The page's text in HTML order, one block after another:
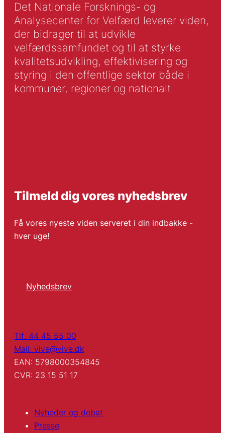
Det Nationale Forsknings- og
Analysecenter for Velfærd leverer viden,
der bidrager til at udvikle
velfærdssamfundet og til at styrke
kvalitetsudvikling, effektivisering og
styring i den offentlige sektor både i
kommuner, regioner og nationalt.
Tilmeld dig vores nyhedsbrev
Få vores nyeste viden serveret i din indbakke -
hver uge!
Nyhedsbrev
Tlf: 44 45 55 00
Mail: vive@vive.dk
EAN: 5798000354845
CVR: 23 15 51 17
Nyheder og debat
Presse